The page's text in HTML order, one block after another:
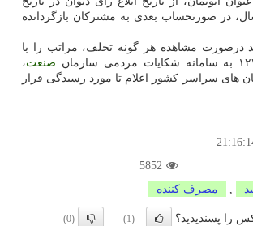
در صورتحساب بعدی به مشتركان بازگردانده
درصورت مشاهده هر گونه تخلف، مراتب را با
صنعت،
های سراسر كشور اعلام تا مورد رسیدگی قرار
5852
مصرف كننده
را پسندیدید؟ (1)
(0)